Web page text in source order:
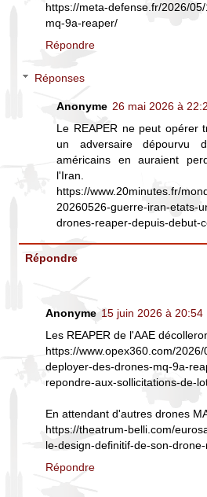
https://meta-defense.fr/2026/
mq-9a-reaper/
Répondre
Réponses
Anonyme 26 mai 2026 à
Le REAPER ne peut opérer
un adversaire dépourvu
américains en auraient
l'Iran.
https://www.20minutes.fr/
20260526-guerre-iran-etats-
drones-reaper-depuis-debut-
Répondre
Anonyme 15 juin 2026 à 20:54
Les REAPER de l'AAE
https://www.opex360.com/
deployer-des-drones-mq-9a-
repondre-aux-sollicitations-de-
En attendant d'autres drones
https://theatrum-belli.com/
le-design-definitif-de-son-
Répondre